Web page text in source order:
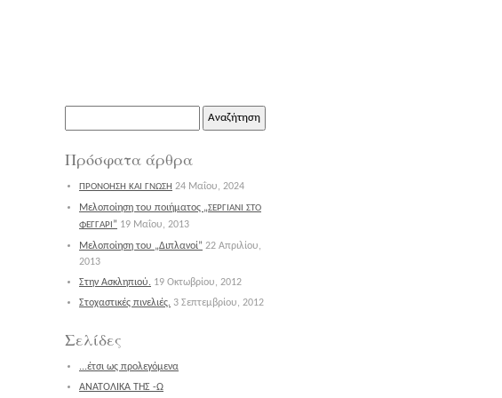
Πρόσφατα άρθρα
ΠΡΟΝΟΗΣΗ ΚΑΙ ΓΝΩΣΗ 24 Μαΐου, 2024
Μελοποίηση του ποιήματος „ΣΕΡΓΙΑΝΙ
ΣΤΟ
ΦΕΓΓΑΡΙ ” 19 Μαΐου, 2013
Μελοποίηση του „Διπλανοί” 22 Απριλίου,
2013
Στην Ασκληπιού. 19 Οκτωβρίου, 2012
Στοχαστικές πινελιές. 3 Σεπτεμβρίου, 2012
Σελίδες
...έτσι ως προλεγόμενα
ΑΝΑΤΟΛΙΚΑ ΤΗΣ -Ω